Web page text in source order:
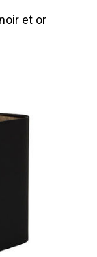
et or